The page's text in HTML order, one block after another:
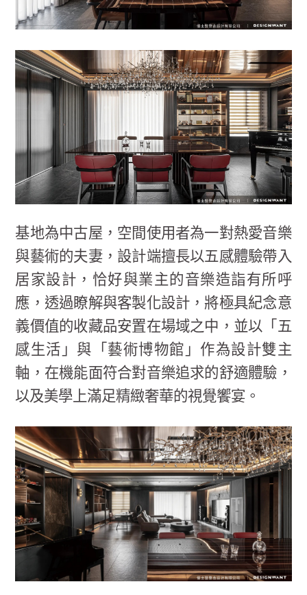
基地為中古屋，空間使用者為一對熱愛音樂
與藝術的夫妻，設計端擅長以五感體驗帶入
居家設計，恰好與業主的音樂造詣有所呼
應，透過瞭解與客製化設計，將極具紀念意
義價值的收藏品安置在場域之中，並以「五
感生活」與「藝術博物館」作為設計雙主
軸，在機能面符合對音樂追求的舒適體驗，
以及美學上滿足精緻奢華的視覺饗宴。